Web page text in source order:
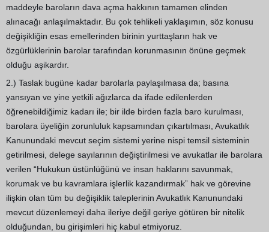
maddeyle baroların dava açma hakkının tamamen elinden
alınacağı anlaşılmaktadır. Bu çok tehlikeli yaklaşımın, söz konusu
değişikliğin esas emellerinden birinin yurttaşların hak ve
özgürlüklerinin barolar tarafından korunmasının önüne geçmek
olduğu aşikardır.
2.) Taslak bugüne kadar barolarla paylaşılmasa da; basına
yansıyan ve yine yetkili ağızlarca da ifade edilenlerden
öğrenebildiğimiz kadarı ile; bir ilde birden fazla baro kurulması,
barolara üyeliğin zorunluluk kapsamından çıkartılması, Avukatlık
Kanunundaki mevcut seçim sistemi yerine nispi temsil sisteminin
getirilmesi, delege sayılarının değiştirilmesi ve avukatlar ile barolara
verilen “Hukukun üstünlüğünü ve insan haklarını savunmak,
korumak ve bu kavramlara işlerlik kazandırmak” hak ve görevine
ilişkin olan tüm bu değişiklik taleplerinin Avukatlık Kanunundaki
mevcut düzenlemeyi daha ileriye değil geriye götüren bir nitelik
olduğundan, bu girişimleri hiç kabul etmiyoruz.